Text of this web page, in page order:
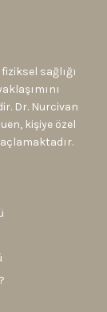
sağlığı
Dr. Nurcivan
kişiye özel